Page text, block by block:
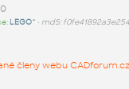
LEGO^ • md5:
členy webu